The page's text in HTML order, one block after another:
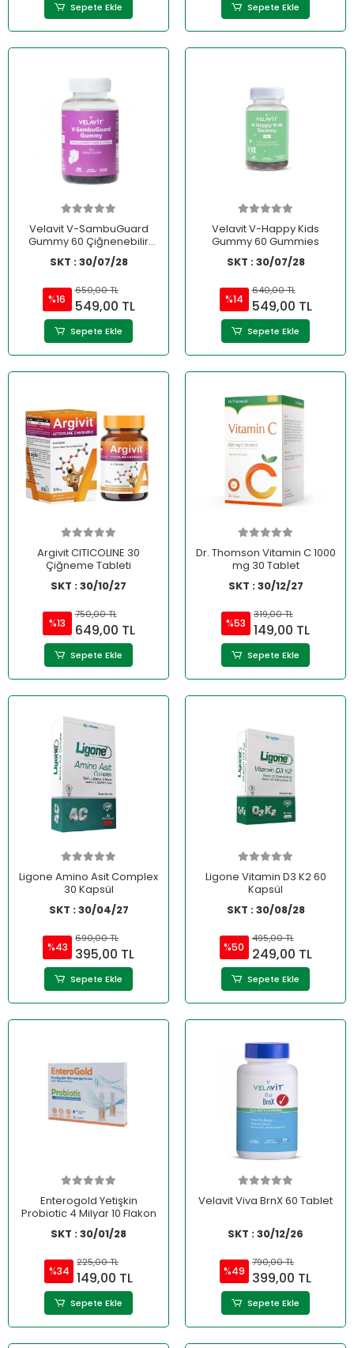
Sepete Ekle Sepete Ekle
Velavit V-SambuGuard
Gummy 60 Çiğnenebilir
Form
SKT : 30/07/28
%16
650,00 TL
549,00 TL
Sepete Ekle
Velavit V-Happy Kids
Gummy 60 Gummies
SKT : 30/07/28
%14
640,00 TL
549,00 TL
Sepete Ekle
Argivit CITICOLINE 30
Çiğneme Tableti
SKT : 30/10/27
%13
750,00 TL
649,00 TL
Sepete Ekle
Dr. Thomson Vitamin C 1000
mg 30 Tablet
SKT : 30/12/27
%53
319,00 TL
149,00 TL
Sepete Ekle
Ligone Amino Asit Complex
30 Kapsül
SKT : 30/04/27
%43
690,00 TL
395,00 TL
Sepete Ekle
Ligone Vitamin D3 K2 60
Kapsül
SKT : 30/08/28
%50
495,00 TL
249,00 TL
Sepete Ekle
Enterogold Yetişkin
Probiotic 4 Milyar 10 Flakon
SKT : 30/01/28
%34
225,00 TL
149,00 TL
Sepete Ekle
Velavit Viva BrnX 60 Tablet
SKT : 30/12/26
%49
790,00 TL
399,00 TL
Sepete Ekle